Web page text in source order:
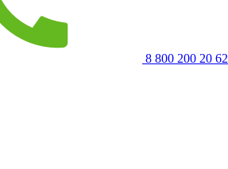
8 800 200 20 62